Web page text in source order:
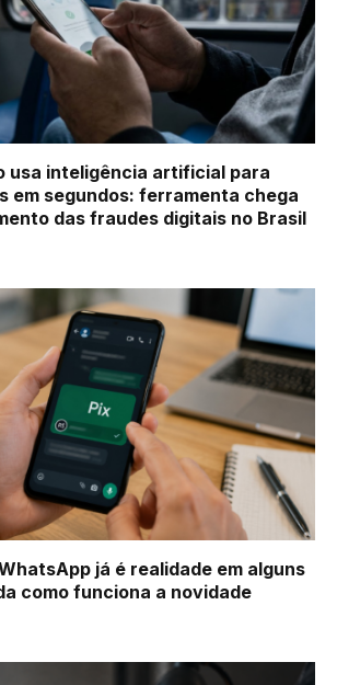
usa inteligência artificial para
em segundos: ferramenta chega
das fraudes digitais no Brasil
já é realidade em alguns
como funciona a novidade